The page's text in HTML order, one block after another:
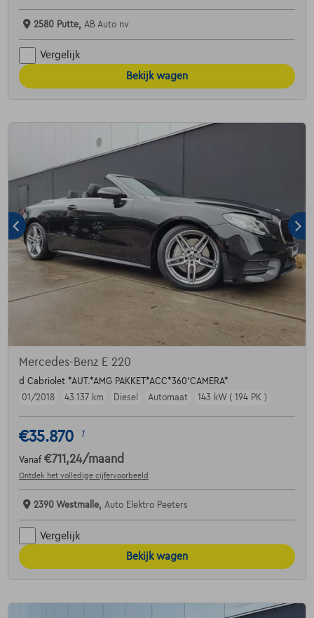
2580 Putte, AB Auto nv
Vergelijk
Bekijk wagen
Mercedes-Benz E 220
d Cabriolet *AUT.*AMG PAKKET*ACC*360'CAMERA*
01/2018
43.137 km Diesel Automaat 143 kW ( 194 PK )
€35.870 1
Vanaf €711,24/maand
Ontdek het volledige cijfervoorbeeld
2390 Westmalle, Auto Elektro Peeters
Vergelijk
Bekijk wagen